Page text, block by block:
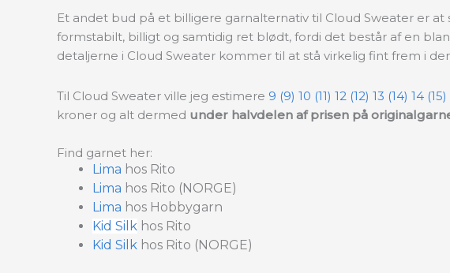
Et andet bud på et billigere garnalternativ til Cloud Sweater er at
formstabilt, billigt og samtidig ret blødt, fordi det består af en
detaljerne i Cloud Sweater kommer til at stå virkelig fint frem i
Til Cloud Sweater ville jeg estimere 9 (9) 10 (11) 12 (12) 13 (14) 14
kroner og alt dermed under halvdelen af prisen på
Find garnet her:
Lima hos Rito
Lima hos Rito (NORGE)
Lima hos Hobbygarn
Kid Silk hos Rito
Kid Silk hos Rito (NORGE)